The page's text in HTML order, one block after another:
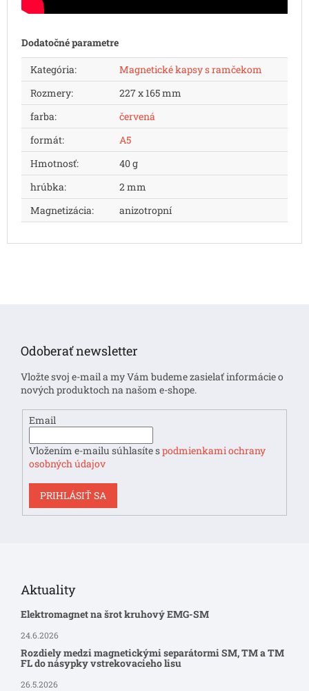
Dodatočné parametre
Kategória:
Magnetické kapsy s ramčekom
Rozmery:
227 x 165 mm
farba:
červená
formát:
A5
Hmotnosť:
40 g
hrúbka:
2 mm
Magnetizácia: anizotropní
Odoberať newsletter
Vložte svoj e-mail a my Vám budeme zasielať informácie o
nových produktoch na našom e-shope.
Email
Vložením e-mailu súhlasíte spodmienkami ochrany
osobných údajov
PRIHLÁSIŤ SA
Aktuality
Elektromagnet na šrot kruhový EMG-SM
24.6.2026
Rozdiely medzi magnetickými separátormi SM, TM a TM
FL do násypky vstrekovacieho lisu
26.5.2026